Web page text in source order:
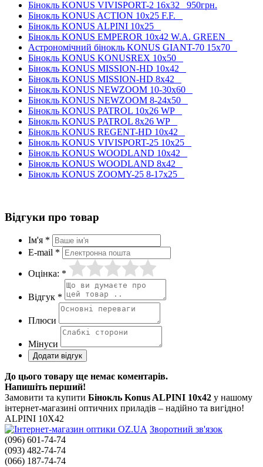
Бінокль KONUS VIVISPORT-2 16x32 950грн.
Бінокль KONUS ACTION 10x25 F.F.
Бінокль KONUS ALPINI 10x25
Бінокль KONUS EMPEROR 10x42 W.A. GREEN
Астрономічний бінокль KONUS GIANT-70 15x70
Бінокль KONUS KONUSREX 10x50
Бінокль KONUS MISSION-HD 10x42
Бінокль KONUS MISSION-HD 8x42
Бінокль KONUS NEWZOOM 10-30x60
Бінокль KONUS NEWZOOM 8-24x50
Бінокль KONUS PATROL 10x26 WP
Бінокль KONUS PATROL 8x26 WP
Бінокль KONUS REGENT-HD 10x42
Бінокль KONUS VIVISPORT-25 10x25
Бінокль KONUS WOODLAND 10x42
Бінокль KONUS WOODLAND 8x42
Бінокль KONUS ZOOMY-25 8-17x25
Відгуки про товар
Ім'я *
E-mail *
Оцінка: *
Відгук *
Плюси
Мінуси
До цього товару ще немає коментарів.
Напишіть перший!
Замовити та купити Бінокль Konus ALPINI 10x42 у нашому
інтернет-магазині оптичних приладів – надійно та вигідно!
ALPINI 10X42
Зворотний зв'язок
(096) 601-74-74
(093) 482-74-74
(066) 187-74-74